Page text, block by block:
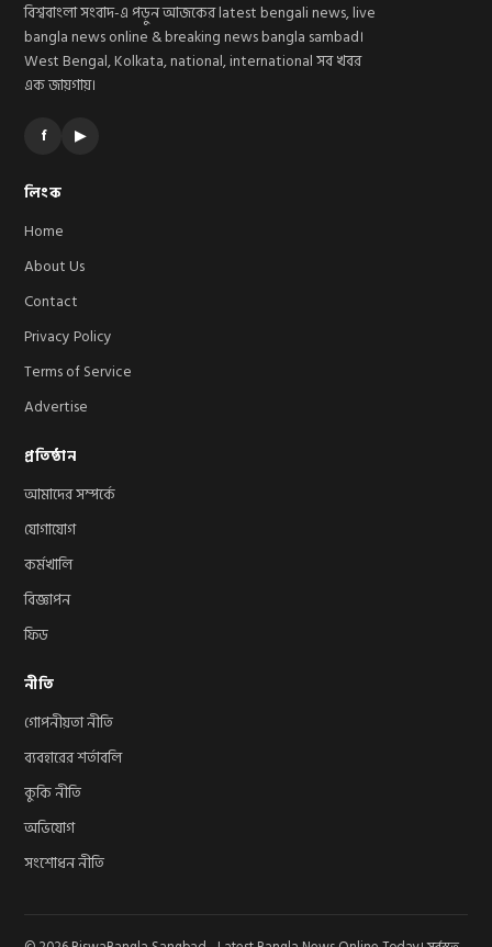
বিশ্ববাংলা সংবাদ-এ পড়ুন আজকের latest bengali news, live
bangla news online & breaking news bangla sambad।
West Bengal, Kolkata, national, international সব খবর
এক জায়গায়।
f ▶
লিংক
Home
About Us
Contact
Privacy Policy
Terms of Service
Advertise
প্রতিষ্ঠান
আমাদের সম্পর্কে
যোগাযোগ
কর্মখালি
বিজ্ঞাপন
ফিড
নীতি
গোপনীয়তা নীতি
ব্যবহারের শর্তাবলি
কুকি নীতি
অভিযোগ
সংশোধন নীতি